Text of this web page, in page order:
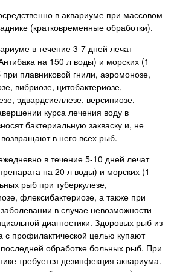
в аквариуме при массовом
(кратковременные обработки).
в течение 3-7 дней лечат
на 150 л воды) и морских (1
плавниковой гнили, аэромонозе,
вибриозе, цитобактериозе,
эдвардсиеллезе, версиниозе,
курса лечения воду в
бактериальную закваску и, не
в него всех рыб.
в течение 5-10 дней лечат
на 20 л воды) и морских (1
рыб при туберкулезе,
флексибактериозе, а также при
в случае невозможности
диагностики. Здоровых рыб из
с профилактической целью купают
обработке больных рыб. При
требуется дезинфекция аквариума.